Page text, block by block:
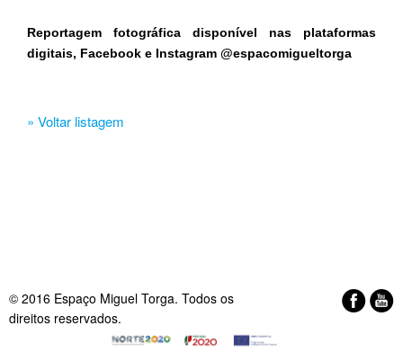
Reportagem fotográfica disponível nas plataformas
digitais, Facebook e Instagram @espacomigueltorga
» Voltar listagem
© 2016 Espaço Miguel Torga. Todos os
direitos reservados.